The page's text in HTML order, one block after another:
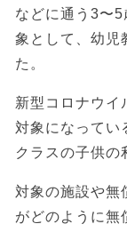
などに通う3〜
象として、幼児
た。
新型コロナウイ
対象になってい
クラスの子供の
対象の施設や無
がどのように無